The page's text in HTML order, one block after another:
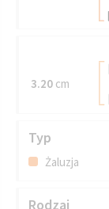
3.20 cm
Typ
Żaluzja
Rodzaj